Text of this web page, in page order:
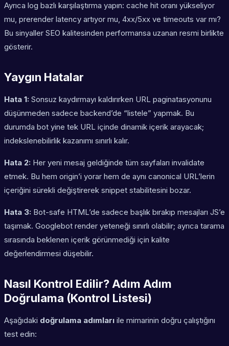
Ayrıca log bazlı karşılaştırma yapın: cache hit oranı yükseliyor
mu, prerender latency artıyor mu, 4xx/5xx ve timeouts var mı?
Bu sinyaller SEO kalitesinden performansa uzanan resmi birlikte
gösterir.
Yaygın Hatalar
Hata 1: Sonsuz kaydırmayı kaldırırken URL paginatasyonunu
düşünmeden sadece backend’de “listele” yapmak. Bu
durumda bot yine tek URL içinde dinamik içerik arayacak;
indekslenebilirlik kazanımı sınırlı kalır.
Hata 2: Her yeni mesaj geldiğinde tüm sayfaları invalidate
etmek. Bu hem origin’i yorar hem de aynı canonical URL’lerin
içeriğini sürekli değiştirerek snippet stabilitesini bozar.
Hata 3: Bot-safe HTML’de sadece başlık bırakıp mesajları JS’e
taşımak. Googlebot render yeteneği sınırlı olabilir; ayrıca tarama
sırasında beklenen içerik görünmediği için kalite
değerlendirmesi düşebilir.
Nasıl Kontrol Edilir? Adım Adım
Doğrulama (Kontrol Listesi)
Aşağıdaki doğrulama adımları ile mimarinin doğru çalıştığını
test edin: